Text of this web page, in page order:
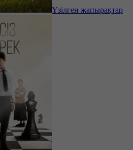
Үзілген жапырақтар